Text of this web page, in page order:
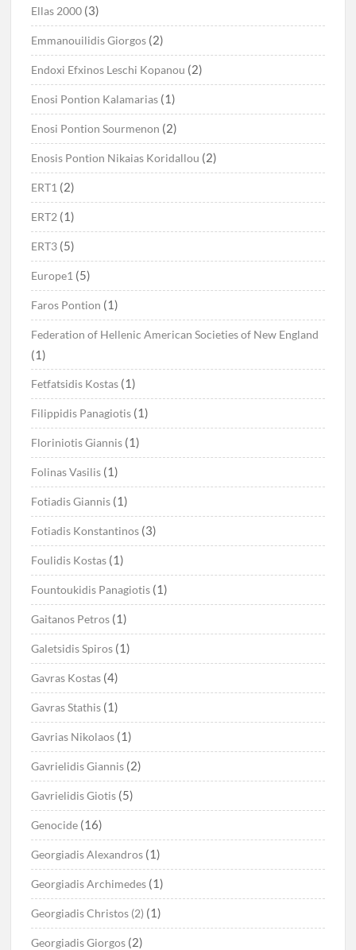
Ellas 2000 (3)
Emmanouilidis Giorgos (2)
Endoxi Efxinos Leschi Kopanou (2)
Enosi Pontion Kalamarias (1)
Enosi Pontion Sourmenon (2)
Enosis Pontion Nikaias Koridallou (2)
ERT1 (2)
ERT2 (1)
ERT3 (5)
Europe1 (5)
Faros Pontion (1)
Federation of Hellenic American Societies of New England
(1)
Fetfatsidis Kostas (1)
Filippidis Panagiotis (1)
Floriniotis Giannis (1)
Folinas Vasilis (1)
Fotiadis Giannis (1)
Fotiadis Konstantinos (3)
Foulidis Kostas (1)
Fountoukidis Panagiotis (1)
Gaitanos Petros (1)
Galetsidis Spiros (1)
Gavras Kostas (4)
Gavras Stathis (1)
Gavrias Nikolaos (1)
Gavrielidis Giannis (2)
Gavrielidis Giotis (5)
Genocide (16)
Georgiadis Alexandros (1)
Georgiadis Archimedes (1)
Georgiadis Christos (2) (1)
Georgiadis Giorgos (2)